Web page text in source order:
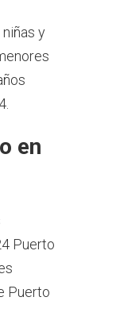
niñas y
en
Puerto
Puerto